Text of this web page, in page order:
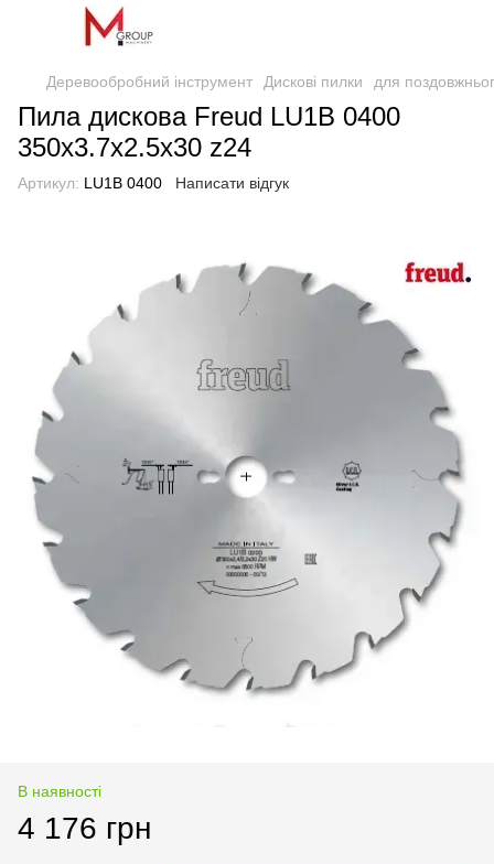
Деревообробний інструмент Дискові пилки для
Пила дискова Freud LU1B 0400
350х3.7х2.5х30 z24
Артикул: LU1B 0400 Написати відгук
В наявності
4 176 грн